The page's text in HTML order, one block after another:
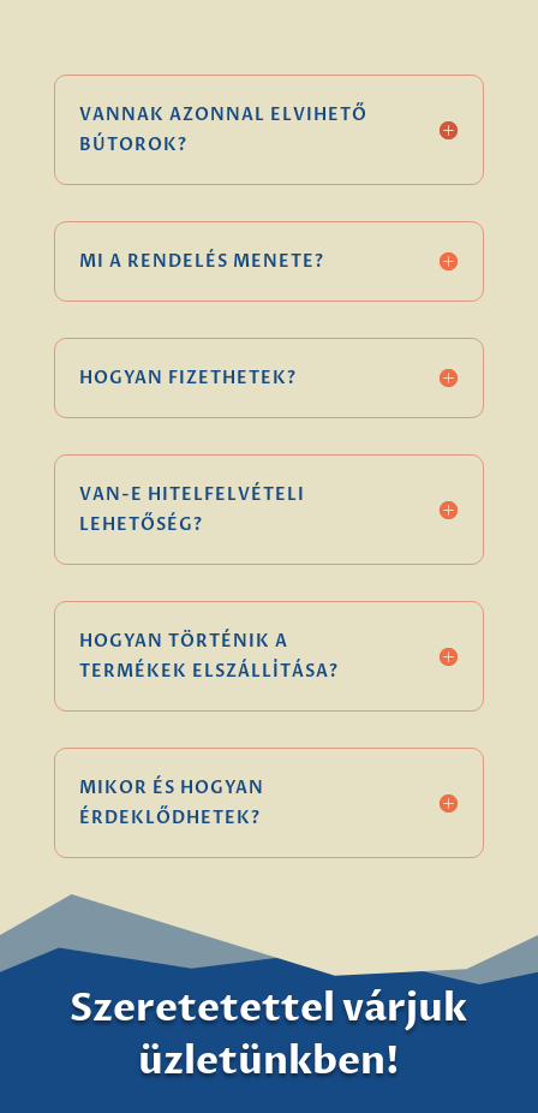
VANNAK AZONNAL ELVIHETŐ
BÚTOROK?
MI A RENDELÉS MENETE?
HOGYAN FIZETHETEK?
VAN-E HITELFELVÉTELI
LEHETŐSÉG?
HOGYAN TÖRTÉNIK A
TERMÉKEK ELSZÁLLÍTÁSA?
MIKOR ÉS HOGYAN
ÉRDEKLŐDHETEK?
Szeretetettel várjuk
üzletünkben!